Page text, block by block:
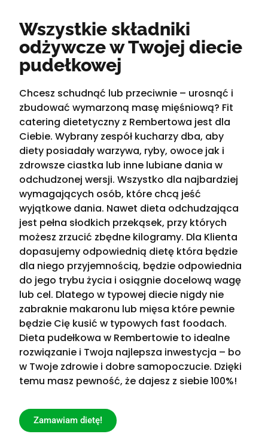
Wszystkie składniki
odżywcze w Twojej diecie
pudełkowej
Chcesz schudnąć lub przeciwnie – urosnąć i
zbudować wymarzoną masę mięśniową? Fit
catering dietetyczny z Rembertowa jest dla
Ciebie. Wybrany zespół kucharzy dba, aby
diety posiadały warzywa, ryby, owoce jak i
zdrowsze ciastka lub inne lubiane dania w
odchudzonej wersji. Wszystko dla najbardziej
wymagających osób, które chcą jeść
wyjątkowe dania. Nawet dieta odchudzająca
jest pełna słodkich przekąsek, przy których
możesz zrzucić zbędne kilogramy. Dla Klienta
dopasujemy odpowiednią dietę która będzie
dla niego przyjemnością, będzie odpowiednia
do jego trybu życia i osiągnie docelową wagę
lub cel. Dlatego w typowej diecie nigdy nie
zabraknie makaronu lub mięsa które pewnie
będzie Cię kusić w typowych fast foodach.
Dieta pudełkowa w Rembertowie to idealne
rozwiązanie i Twoja najlepsza inwestycja – bo
w Twoje zdrowie i dobre samopoczucie. Dzięki
temu masz pewność, że dajesz z siebie 100%!
Zamawiam dietę!